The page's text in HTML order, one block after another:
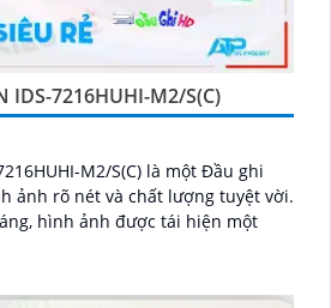
IDS-7216HUHI-M2/S(C)
M2/S(C) là một Đầu ghi
ảnh rõ nét và chất lượng tuyệt vời.
hình ảnh được tái hiện một